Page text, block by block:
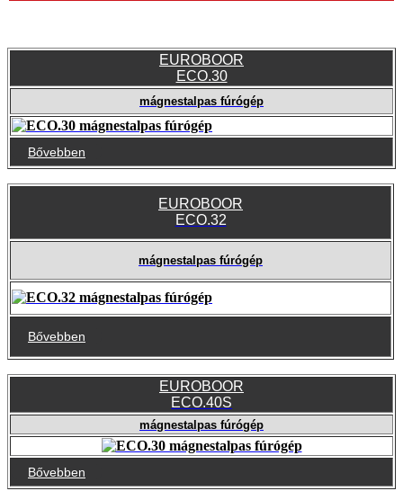
EUROBOOR
ECO.30
mágnestalpas fúrógép
Bővebben
EUROBOOR
ECO.32
mágnestalpas fúrógép
Bővebben
EUROBOOR
ECO.40S
mágnestalpas fúrógép
Bővebben